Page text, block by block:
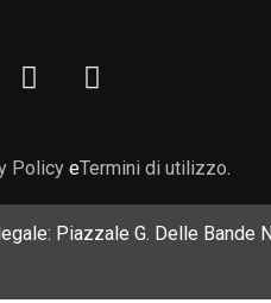
Policy eTermini di utilizzo.
Piazzale G. Delle Bande